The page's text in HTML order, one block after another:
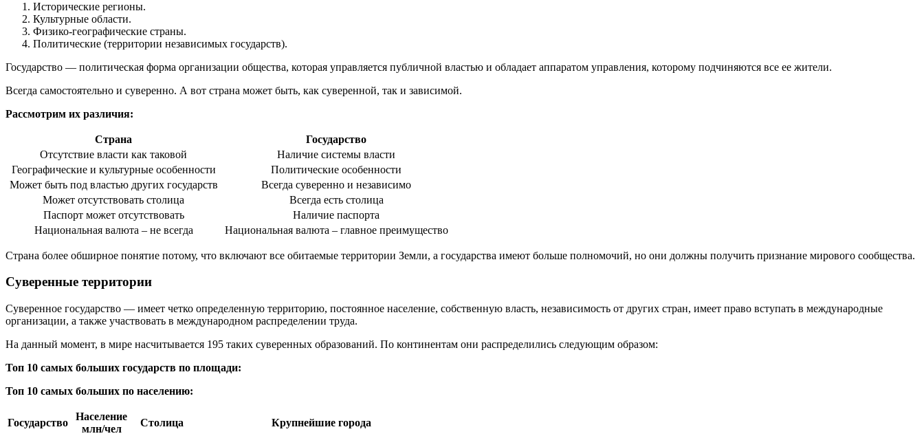
Исторические регионы.
Культурные области.
Физико-географические страны.
Политические (территории независимых государств).
Государство — политическая форма организации общества, которая управляется публичной властью и обладает аппаратом управления, которому подчиняются все ее жители.
Всегда самостоятельно и суверенно. А вот страна может быть, как суверенной, так и зависимой.
Рассмотрим их различия:
Страна
Государство
Отсутствие власти как таковой
Наличие системы власти
Географические и культурные особенности
Политические особенности
Может быть под властью других государств
Всегда суверенно и независимо
Может отсутствовать столица
Всегда есть столица
Паспорт может отсутствовать
Наличие паспорта
Национальная валюта – не всегда
Национальная валюта – главное преимущество
Страна более обширное понятие потому, что включают все обитаемые территории Земли, а государства имеют больше полномочий, но они должны получить признание мирового сообщества.
Суверенные территории
Суверенное государство — имеет четко определенную территорию, постоянное население, собственную власть, независимость от других стран, имеет право вступать в международные
организации, а также участвовать в международном распределении труда.
На данный момент, в мире насчитывается 195 таких суверенных образований. По континентам они распределились следующим образом:
Топ 10 самых больших государств по площади:
Топ 10 самых больших по населению:
Государство
Население
млн/чел
Столица
Крупнейшие города